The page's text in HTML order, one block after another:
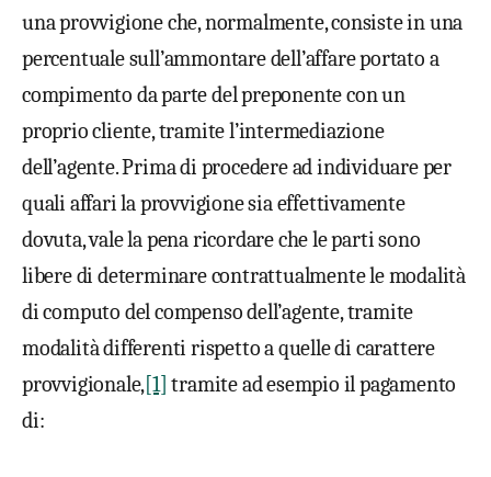
una provvigione che, normalmente, consiste in una
percentuale sull’ammontare dell’affare portato a
compimento da parte del preponente con un
proprio cliente, tramite l’intermediazione
dell’agente. Prima di procedere ad individuare per
quali affari la provvigione sia effettivamente
dovuta, vale la pena ricordare che le parti sono
libere di determinare contrattualmente le modalità
di computo del compenso dell’agente, tramite
modalità differenti rispetto a quelle di carattere
provvigionale,[1] tramite ad esempio il pagamento
di: